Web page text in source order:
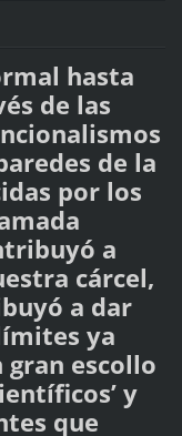
hasta
de las
de la
por los
a
cárcel,
a dar
ya
escollo
y
que